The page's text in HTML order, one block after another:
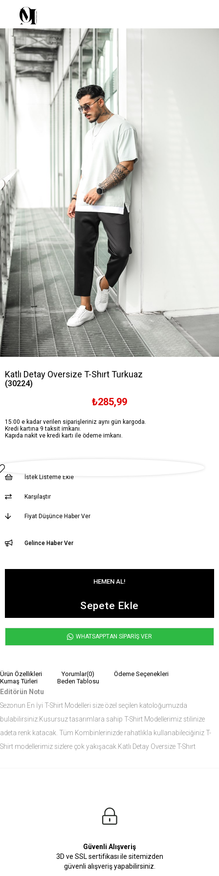
Katlı Detay Oversize T-Shırt Turkuaz
(30224)
₺285,99
15:00 e kadar verilen siparişleriniz aynı gün kargoda.
Kredi kartına 9 taksit imkanı.
Kapıda nakit ve kredi kartı ile ödeme imkanı.
İstek Listeme Ekle
Karşılaştır
Fiyat Düşünce Haber Ver
Gelince Haber Ver
WHATSAPPTAN SİPARİŞ VER
Ürün Özellikleri Yorumlar(0)
Ödeme Seçenekleri
Kumaş Türleri
Beden Tablosu
Editörün Notu
Sezonun En İyi T-Shirt Modelleri size özel seçilen katoloğumuzda
bulabilirsiniz.Kusursuz tasarımlara sahip T-Shirt Modellerimiz stilinize
adeta renk katacak. Tüm Kombinlerinizde rahatlıkla kullanabileciğiniz T-
Shirt modellerimiz sizlere çok yakışacak.Katlı Detay Oversize T-Shırt
Güvenli Alışveriş
3D ve SSL sertifikası ile sitemizden
güvenli alışveriş yapabilirsiniz.